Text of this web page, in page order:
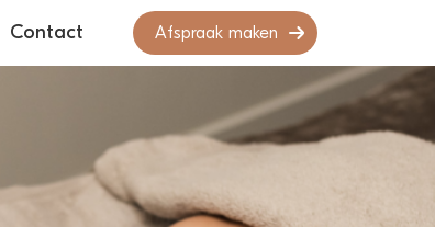
Contact Afspraak maken